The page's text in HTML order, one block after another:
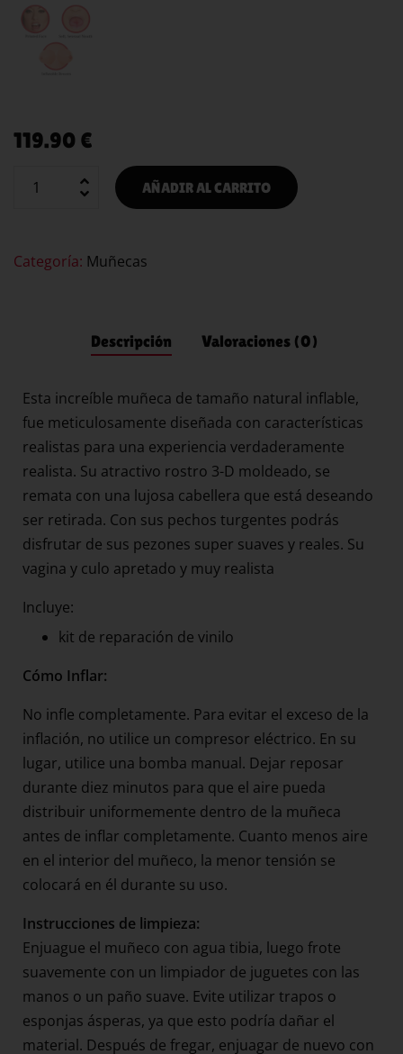
119.90 €
AÑADIR AL CARRITO
Categoría: Muñecas
Descripción Valoraciones (0)
Esta increíble muñeca de tamaño natural inflable,
fue meticulosamente diseñada con características
realistas para una experiencia verdaderamente
realista. Su atractivo rostro 3-D moldeado, se
remata con una lujosa cabellera que está deseando
ser retirada. Con sus pechos turgentes podrás
disfrutar de sus pezones super suaves y reales. Su
vagina y culo apretado y muy realista
Incluye:
kit de reparación de vinilo
Cómo Inflar:
No infle completamente. Para evitar el exceso de la
inflación, no utilice un compresor eléctrico. En su
lugar, utilice una bomba manual. Dejar reposar
durante diez minutos para que el aire pueda
distribuir uniformemente dentro de la muñeca
antes de inflar completamente. Cuanto menos aire
en el interior del muñeco, la menor tensión se
colocará en él durante su uso.
Instrucciones de limpieza:
Enjuague el muñeco con agua tibia, luego frote
suavemente con un limpiador de juguetes con las
manos o un paño suave. Evite utilizar trapos o
esponjas ásperas, ya que esto podría dañar el
material. Después de fregar, enjuagar de nuevo con